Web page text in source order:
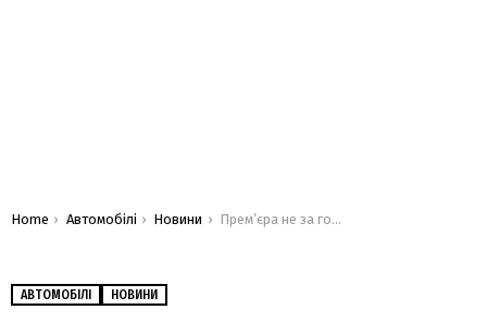
You are here:
Home Автомобілі Новини Прем’єра не за горами: Toyota розкрила подробиці про новий електричний кросовер
АВТОМОБІЛІ НОВИНИ